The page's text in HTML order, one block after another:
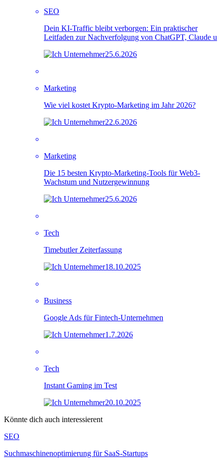
SEO
Dein KI-Traffic bleibt verborgen: Ein praktischer
Leitfaden zur Nachverfolgung von ChatGPT, Claude u
25.6.2026
Marketing
Wie viel kostet Krypto-Marketing im Jahr 2026?
22.6.2026
Marketing
Die 15 besten Krypto-Marketing-Tools für Web3-
Wachstum und Nutzergewinnung
25.6.2026
Tech
Timebutler Zeiterfassung
18.10.2025
Business
Google Ads für Fintech-Unternehmen
1.7.2026
Tech
Instant Gaming im Test
20.10.2025
Könnte dich auch interessierent
SEO
Suchmaschinenoptimierung für SaaS-Startups